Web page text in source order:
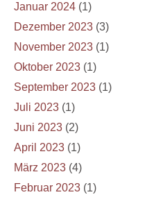
Januar 2024 (1)
Dezember 2023 (3)
November 2023 (1)
Oktober 2023 (1)
September 2023 (1)
Juli 2023 (1)
Juni 2023 (2)
April 2023 (1)
März 2023 (4)
Februar 2023 (1)